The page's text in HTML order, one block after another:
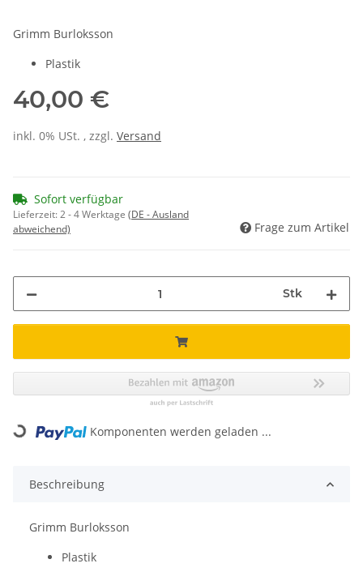
Grimm Burloksson
Plastik
40,00 €
inkl. 0% USt. , zzgl. Versand
Sofort verfügbar
Lieferzeit:2 - 4 Werktage (DE - Ausland
abweichend)
Frage zum Artikel
Stk
Loading... Komponenten werden geladen ...
Beschreibung
Grimm Burloksson
Plastik